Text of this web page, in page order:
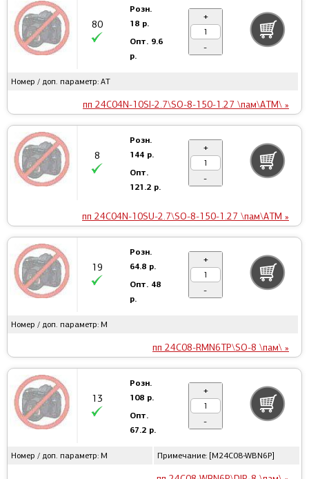
Номер / доп. параметр: AT
пп 24C04N-10SI-2.7\SO-8-150-1.27 \пам\ATM\ »
80
Розн.
18 р.
Опт. 9.6
р.
+
-
пп 24C04N-10SU-2.7\SO-8-150-1.27 \пам\ATM »
8
Розн.
144 р.
Опт.
121.2 р.
+
-
Номер / доп. параметр: M
пп 24C08-RMN6TP\SO-8 \пам\ »
19
Розн.
64.8 р.
Опт. 48
р.
+
-
Номер / доп. параметр: M Примечание: [M24C08-WBN6P]
13
Розн.
108 р.
Опт.
67.2 р.
+
-